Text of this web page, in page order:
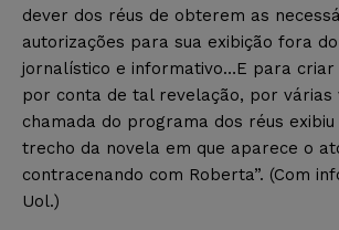
dever dos réus de obterem as
autorizações para sua exibição fora
jornalístico e informativo…E para criar
por conta de tal revelação, por várias
chamada do programa dos réus
trecho da novela em que aparece o
contracenando com Roberta”. (Com
Uol.)